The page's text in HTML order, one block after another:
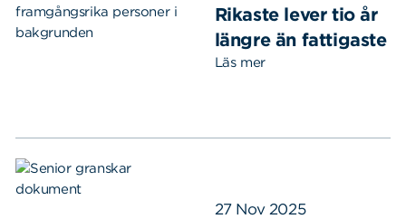
Rikaste lever tio år
längre än fattigaste
Läs mer
27 Nov 2025